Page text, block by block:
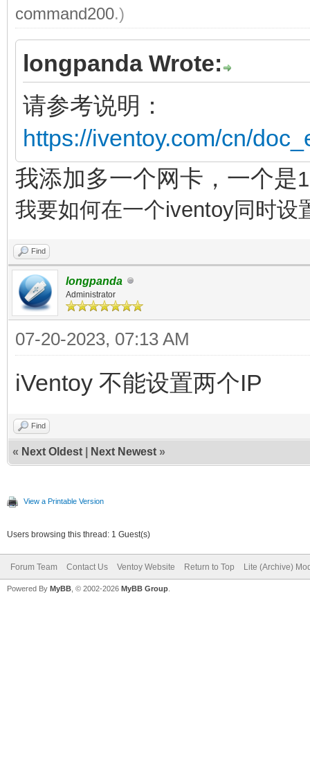
command200.)
longpanda Wrote:
请参考说明：
https://iventoy.com/cn/
我添加多一个网卡，一个是
我要如何在一个iventoy同时设
Find
longpanda
Administrator
07-20-2023, 07:13 AM
iVentoy 不能设置两个IP
Find
« Next Oldest Next Newest »
View a Printable Version
Users browsing this thread: 1 Guest(s)
Forum Team Contact Us Ventoy Website Return to Top Lite (Archive)
Powered By MyBB , © 2002-2026 MyBB Group